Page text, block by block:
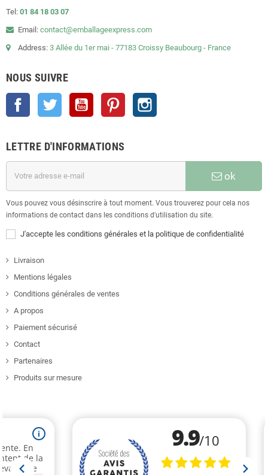
Tel: 01 84 18 03 07
Email: contact@emballageexpress.com
Address: 3 Allée du 1er mai - 77183 Croissy Beaubourg - France
NOUS SUIVRE
Facebook Twitter YouTube Pinterest
LETTRE D'INFORMATIONS
ok
Vous pouvez vous désinscrire à tout moment. Vous trouverez pour cela nos
informations de contact dans les conditions d'utilisation du site.
J'accepte les conditions générales et la politique de confidentialité
Livraison
Mentions légales
Conditions générales de ventes
A propos
Paiement sécurisé
Contact
Partenaires
Produits sur mesure